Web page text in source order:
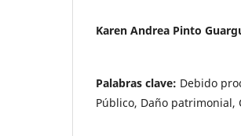
Karen Andrea Pinto
Palabras clave: Debido
Público, Daño